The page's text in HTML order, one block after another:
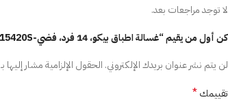
لا توجد مراجعات بعد.
كن أول من يقيم “غسالة اطباق بيكو، 14 فرد، فضي-BDFN15420S”
لن يتم نشر عنوان بريدك الإلكتروني. الحقول الإلزامية مشار إليها بـ
تقييمك*